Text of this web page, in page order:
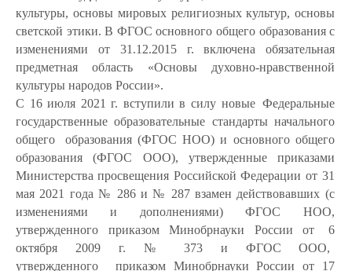
культуры, основы мировых религиозных культур, основы
светской этики. В ФГОС основного общего образования с
изменениями от 31.12.2015 г. включена обязательная
предметная область «Основы духовно-нравственной
культуры народов России».
С 16 июля 2021 г. вступили в силу новые Федеральные
государственные образовательные стандарты начального
общего
образования (ФГОС НОО) и основного общего
образования (ФГОС ООО), утвержденные
приказами
Министерства просвещения Российской Федерации от 31
мая 2021 года № 286 и № 287 взамен действовавших (с
изменениями и дополнениями) ФГОС НОО,
утвержденного приказом Минобрнауки России от
6
октября
2009 г. № 373 и ФГОС
ООО,
утвержденного
приказом Минобрнауки России от 17